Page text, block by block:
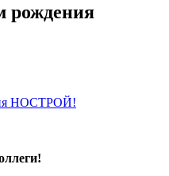
рождения